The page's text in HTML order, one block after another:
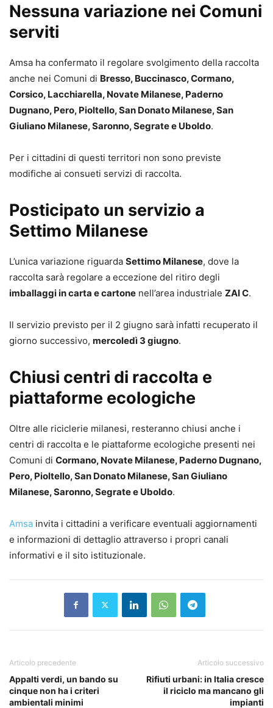
Nessuna variazione nei Comuni
serviti
Amsa ha confermato il regolare svolgimento della raccolta
anche nei Comuni di Bresso, Buccinasco, Cormano,
Corsico, Lacchiarella, Novate Milanese, Paderno
Dugnano, Pero, Pioltello, San Donato Milanese, San
Giuliano Milanese, Saronno, Segrate e Uboldo.
Per i cittadini di questi territori non sono previste
modifiche ai consueti servizi di raccolta.
Posticipato un servizio a
Settimo Milanese
L’unica variazione riguarda Settimo Milanese, dove la
raccolta sarà regolare a eccezione del ritiro degli
imballaggi in carta e cartone nell’area industriale ZAI C.
Il servizio previsto per il 2 giugno sarà infatti recuperato il
giorno successivo, mercoledì 3 giugno.
Chiusi centri di raccolta e
piattaforme ecologiche
Oltre alle riciclerie milanesi, resteranno chiusi anche i
centri di raccolta e le piattaforme ecologiche presenti nei
Comuni di Cormano, Novate Milanese, Paderno Dugnano,
Pero, Pioltello, San Donato Milanese, San Giuliano
Milanese, Saronno, Segrate e Uboldo.
Amsa invita i cittadini a verificare eventuali aggiornamenti
e informazioni di dettaglio attraverso i propri canali
informativi e il sito istituzionale.
Articolo precedente
Appalti verdi, un bando su
cinque non ha i criteri
ambientali minimi
Articolo successivo
Rifiuti urbani: in Italia cresce
il riciclo ma mancano gli
impianti